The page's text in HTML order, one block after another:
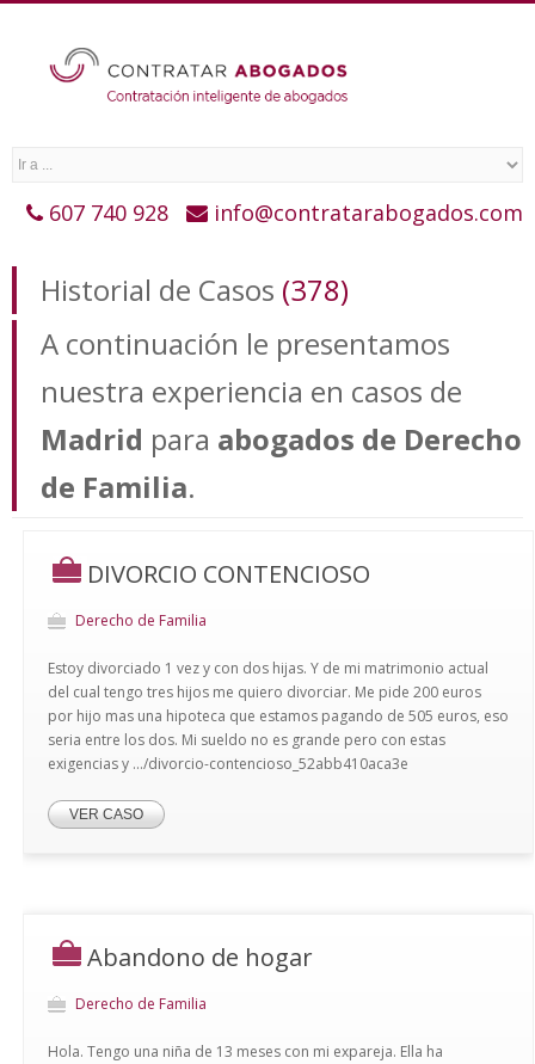
607 740 928 info@contratarabogados.com
Historial de Casos (378)
A continuación le presentamos
nuestra experiencia en casos de
Madrid para abogados de Derecho
de Familia.
DIVORCIO CONTENCIOSO
Derecho de Familia
Estoy divorciado 1 vez y con dos hijas. Y de mi matrimonio actual
del cual tengo tres hijos me quiero divorciar. Me pide 200 euros
por hijo mas una hipoteca que estamos pagando de 505 euros, eso
seria entre los dos. Mi sueldo no es grande pero con estas
exigencias y .../divorcio-contencioso_52abb410aca3e
VER CASO
Abandono de hogar
Derecho de Familia
Hola. Tengo una niña de 13 meses con mi expareja. Ella ha